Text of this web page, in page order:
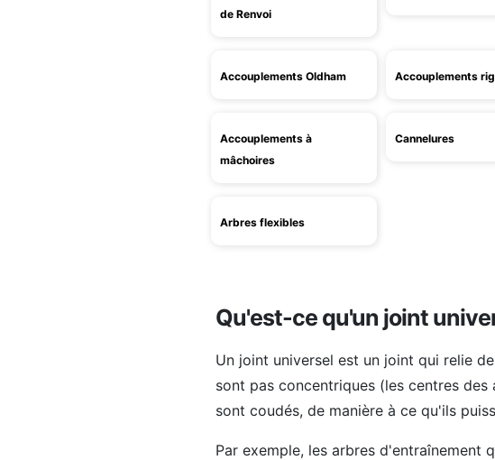
de Renvoi
Accouplements Oldham Accouplements
Accouplements à
mâchoires
Cannelures
Arbres flexibles
Qu'est-ce qu'un joint
Un joint universel est un joint qui relie
sont pas concentriques (les centres
sont coudés, de manière à ce qu'ils
Par exemple, les arbres d'entraînement